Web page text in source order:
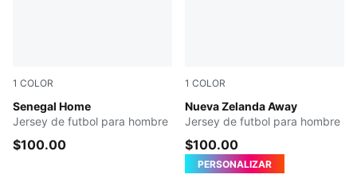
1 COLOR
Senegal Home
PUMA White-Wild Green
Jersey de futbol para hombre
$100.00
1 COLOR
Nueva Zelanda Away
PUMA White-Silver Mist
Jersey de futbol para hombre
$100.00
PERSONALIZAR